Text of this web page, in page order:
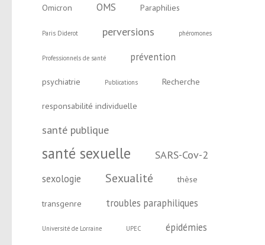
Omicron OMS Paraphilies
Paris Diderot perversions phéromones
Professionnels de santé prévention
psychiatrie Publications Recherche
responsabilité individuelle
santé publique
santé sexuelle SARS-Cov-2
sexologie Sexualité thèse
transgenre troubles paraphiliques
Université de Lorraine UPEC épidémies